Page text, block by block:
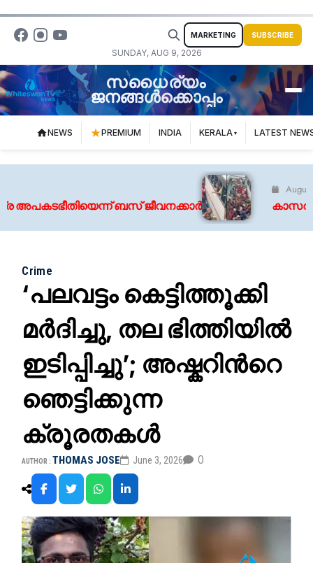
SUNDAY, AUG 9, 2026
MARKETING SUBSCRIBE
സധൈര്യം
ജനങ്ങൾക്കൊപ്പം
NEWS PREMIUM INDIA KERALA LATEST
ബസ് ജീവനക്കാര്‍
August 9,
കാസർകോട്
Crime
‘പലവട്ടം കെട്ടിത്തൂക്കി
മർദിച്ചു, തല ഭിത്തിയിൽ
ഇടിപ്പിച്ചു’; അഷ്കറിന്‍റെ
ഞെട്ടിക്കുന്ന
ക്രൂരതകൾ
AUTHOR : THOMAS JOSE June 3, 2026 0